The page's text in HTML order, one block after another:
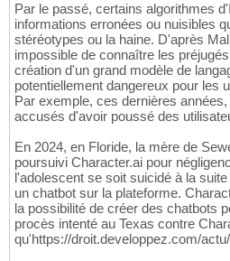
Par le passé, certains algorithmes
informations erronées ou nuisibles
stéréotypes ou la haine. D'après
impossible de connaître les
création d'un grand modèle de
potentiellement dangereux pour les
Par exemple, ces dernières
accusés d'avoir poussé des
En 2024, en Floride, la mère de
poursuivi Character.ai pour
l'adolescent se soit suicidé à la
un chatbot sur la plateforme.
la possibilité de créer des chatbots
procès intenté au Texas contre
qu'https://droit.developpez.com/